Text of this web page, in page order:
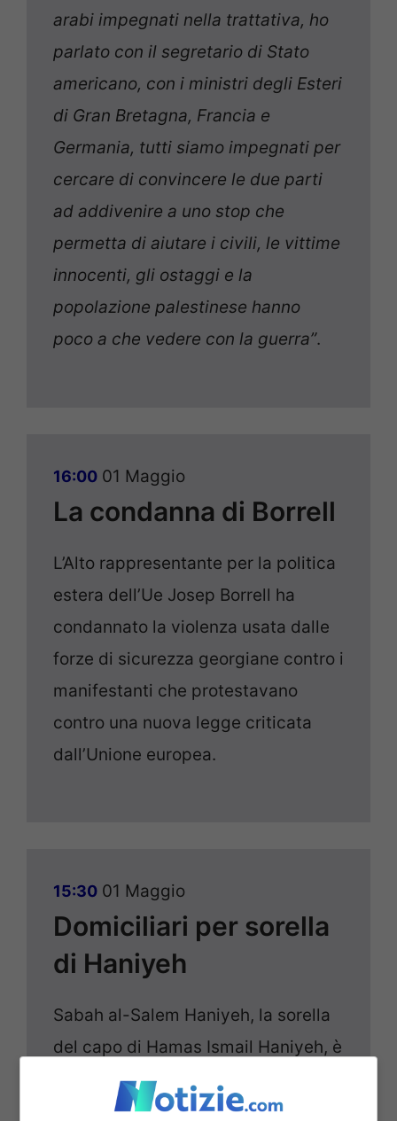
arabi impegnati nella trattativa, ho
parlato con il segretario di Stato
americano, con i ministri degli Esteri
di Gran Bretagna, Francia e
Germania, tutti siamo impegnati per
cercare di convincere le due parti
ad addivenire a uno stop che
permetta di aiutare i civili, le vittime
innocenti, gli ostaggi e la
popolazione palestinese hanno
poco a che vedere con la guerra”.
16:00 01 Maggio
La condanna di Borrell
L’Alto rappresentante per la politica
estera dell’Ue Josep Borrell ha
condannato la violenza usata dalle
forze di sicurezza georgiane contro i
manifestanti che protestavano
contro una nuova legge criticata
dall’Unione europea.
15:30 01 Maggio
Domiciliari per sorella
di Haniyeh
Sabah al-Salem Haniyeh, la sorella
del capo di Hamas Ismail Haniyeh, è
stata posta agli arresti domiciliari
dopo essere stata detenuta da